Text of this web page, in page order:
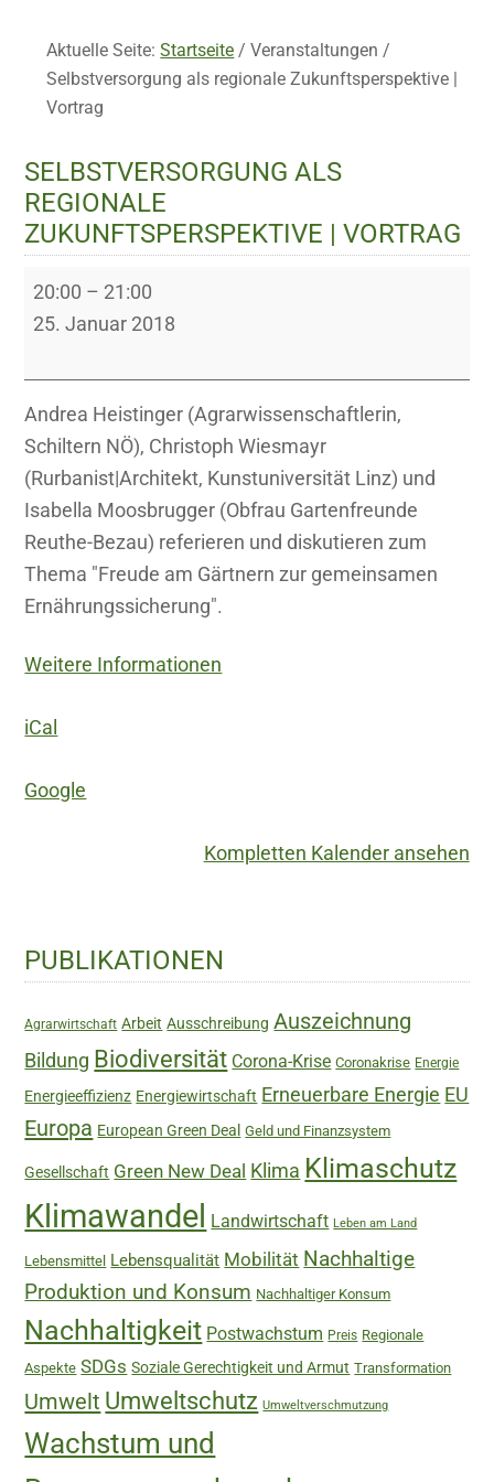
Aktuelle Seite:Startseite / Veranstaltungen/
Selbstversorgung als regionale Zukunftsperspektive |
Vortrag
SELBSTVERSORGUNG ALS
REGIONALE
ZUKUNFTSPERSPEKTIVE | VORTRAG
Selbstversorgung
als
Zukunftsperspektive
|
Vortrag
20:00 – 21:00
25. Januar 2018
Andrea Heistinger (Agrarwissenschaftlerin,
Schiltern NÖ), Christoph Wiesmayr
(Rurbanist|Architekt, Kunstuniversität Linz) und
Isabella Moosbrugger (Obfrau Gartenfreunde
Reuthe-Bezau) referieren und diskutieren zum
Thema "Freude am Gärtnern zur gemeinsamen
Ernährungssicherung".
Weitere Informationen
iCal
Google
Kompletten Kalender ansehen
Haupt-
Sidebar
PUBLIKATIONEN
Agrarwirtschaft Arbeit Ausschreibung Auszeichnung
Bildung Biodiversität Corona-Krise Coronakrise Energie
Energieeffizienz Energiewirtschaft Erneuerbare Energie EU
Europa European Green Deal Geld und Finanzsystem
Gesellschaft Green New Deal Klima Klimaschutz
Klimawandel Landwirtschaft Leben am Land
Lebensmittel Lebensqualität Mobilität Nachhaltige
Produktion und Konsum Nachhaltiger Konsum
Nachhaltigkeit Postwachstum Preis Regionale
Aspekte SDGs Soziale Gerechtigkeit und Armut Transformation
Umwelt Umweltschutz Umweltverschmutzung
Wachstum und